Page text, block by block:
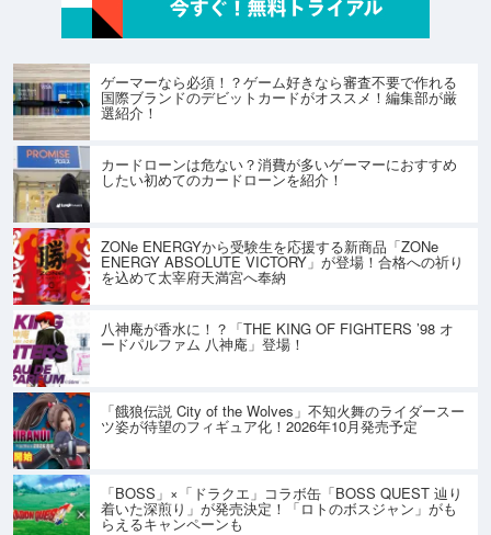
ゲーマーなら必須！？ゲーム好きなら審査不要で作れる
国際ブランドのデビットカードがオススメ！編集部が厳
選紹介！
カードローンは危ない？消費が多いゲーマーにおすすめ
したい初めてのカードローンを紹介！
ZONe ENERGYから受験生を応援する新商品「ZONe
ENERGY ABSOLUTE VICTORY」が登場！合格への祈り
を込めて太宰府天満宮へ奉納
八神庵が香水に！？「THE KING OF FIGHTERS ’98 オ
ードパルファム 八神庵」登場！
「餓狼伝説 City of the Wolves」不知火舞のライダースー
ツ姿が待望のフィギュア化！2026年10月発売予定
「BOSS」×「ドラクエ」コラボ缶「BOSS QUEST 辿り
着いた深煎り」が発売決定！「ロトのボスジャン」がも
らえるキャンペーンも